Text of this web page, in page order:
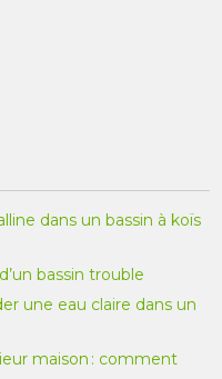
dans un bassin à koïs
bassin trouble
une eau claire dans un
maison : comment